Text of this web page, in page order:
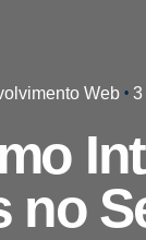
Web 3
no